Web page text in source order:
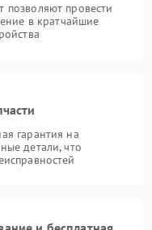
провести
в кратчайшие
гарантия на
детали, что